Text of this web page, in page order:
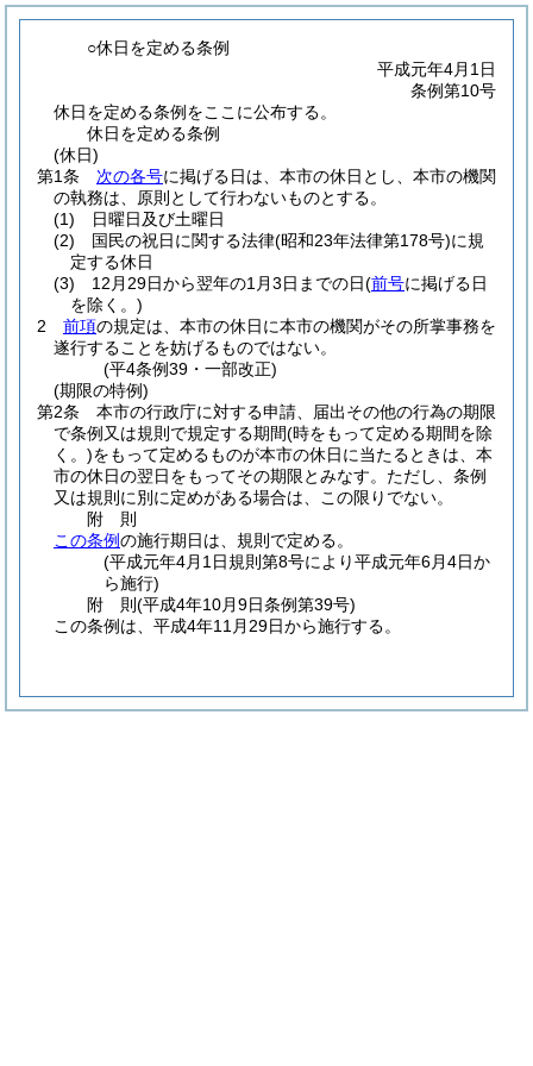
○休日を定める条例
平成元年4月1日
条例第10号
休日を定める条例をここに公布する。
休日を定める条例
(休日)
第1条
次の各号に掲げる日は、本市の休日とし、本市の機関
の執務は、原則として行わないものとする。
(1)
日曜日及び土曜日
(2)
国民の祝日に関する法律(昭和23年法律第178号)に規
定する休日
(3)
12月29日から翌年の1月3日までの日(前号に掲げる日
を除く。)
2
前項の規定は、本市の休日に本市の機関がその所掌事務を
遂行することを妨げるものではない。
(平4条例39・一部改正)
(期限の特例)
第2条
本市の行政庁に対する申請、届出その他の行為の期限
で条例又は規則で規定する期間(時をもって定める期間を除
く。)をもって定めるものが本市の休日に当たるときは、本
市の休日の翌日をもってその期限とみなす。 ただし、条例
又は規則に別に定めがある場合は、この限りでない。
附 則
この条例の施行期日は、規則で定める。
(平成元年4月1日規則第8号により平成元年6月4日か
ら施行)
附 則(平成4年10月9日条例第39号)
この条例は、平成4年11月29日から施行する。